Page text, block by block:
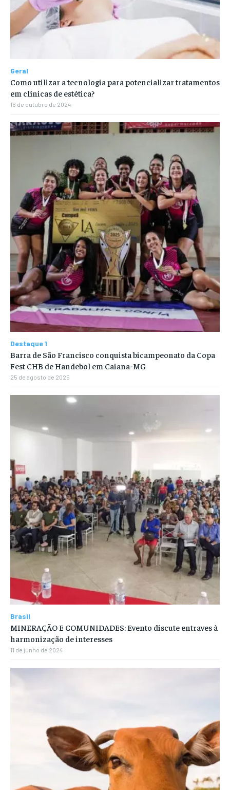
Geral
Como utilizar a tecnologia para potencializar tratamentos
em clínicas de estética?
16 de outubro de 2024
Destaque 1
Barra de São Francisco conquista bicampeonato da Copa
Fest CHB de Handebol em Caiana-MG
25 de agosto de 2025
Brasil
MINERAÇÃO E COMUNIDADES: Evento discute entraves à
harmonização de interesses
11 de junho de 2024